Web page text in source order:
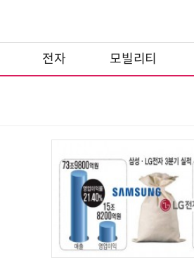
전자 모빌리티